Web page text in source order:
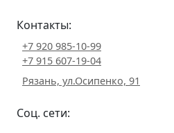
Контакты:
+7 920 985-10-99
+7 915 607-19-04
Рязань, ул.Осипенко, 91
Соц. сети: